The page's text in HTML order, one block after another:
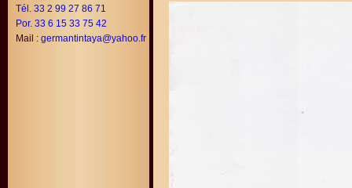
Tél. 33 2 99 27 86 71
Por. 33 6 15 33 75 42
Mail : germantintaya@yahoo.fr